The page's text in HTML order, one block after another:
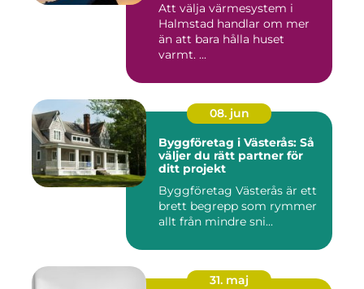
Att välja värmesystem i
Halmstad handlar om mer
än att bara hålla huset
varmt. ...
08. jun
Byggföretag i Västerås: Så
väljer du rätt partner för
ditt projekt
Byggföretag Västerås är ett
brett begrepp som rymmer
allt från mindre sni...
31. maj